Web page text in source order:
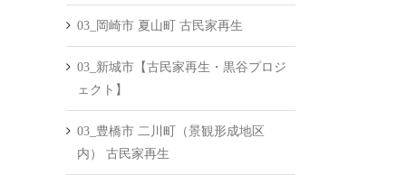
03_岡崎市 夏山町 古民家再生
03_新城市【古民家再生・黒谷プロジ
ェクト】
03_豊橋市 二川町（景観形成地区
内） 古民家再生